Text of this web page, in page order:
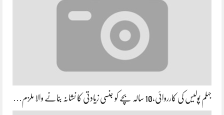
جہلم پولیس کی کارروائی،10 سالہ بچے کو جنسی زیادتی کا نشانہ بنانے والا ملزم…